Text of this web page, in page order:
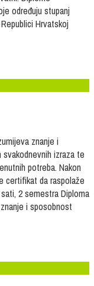
određuju stupanj
Hrvatskoj
znanje i
izraza te
potreba. Nakon
certifikat da raspolaže
2 semestra Diploma
i sposobnost